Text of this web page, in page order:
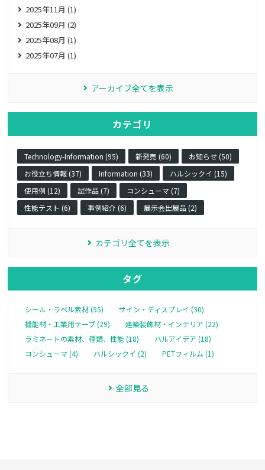
2025年11月 (1)
2025年09月 (2)
2025年08月 (1)
2025年07月 (1)
アーカイブ全てを表示
カテゴリ
Technology-Information (95) 新発売 (60)
お知らせ (50)
お役立ち情報 (37)
Information (33)
ハルシックイ (15)
使用例 (12)
試作品 (7)
コンシューマ (7)
性能テスト (6)
事例紹介 (6) 展示会出展品 (2)
カテゴリ全てを表示
タグ
シール・ラベル素材 (55)
サイン・ディスプレイ (30)
機能材・工業用テープ (29)
建築装飾材・インテリア (22)
ラミネートの素材、種類、性能 (18)
ハルアイデア (18)
コンシューマ (4)
ハルシックイ (2) PETフィルム (1)
全部見る